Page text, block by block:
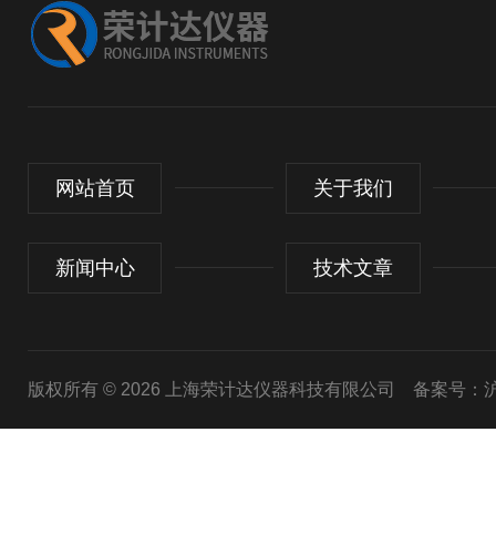
网站首页 关于我们
新闻中心 技术文章
版权所有 © 2026 上海荣计达仪器科技有限公司 备案号：